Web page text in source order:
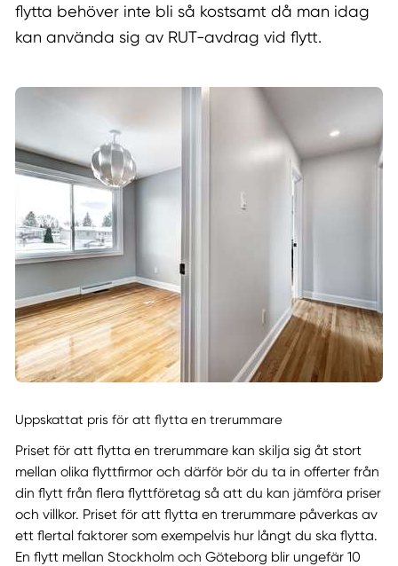
flytta behöver inte bli så kostsamt då man idag
kan använda sig av RUT-avdrag vid flytt.
Uppskattat pris för att flytta en trerummare
Priset för att flytta en trerummare kan skilja sig åt stort
mellan olika flyttfirmor och därför bör du ta in offerter från
din flytt från flera flyttföretag så att du kan jämföra priser
och villkor. Priset för att flytta en trerummare påverkas av
ett flertal faktorer som exempelvis hur långt du ska flytta.
En flytt mellan Stockholm och Göteborg blir ungefär 10